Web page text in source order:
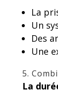
La
Un
Des
Une
5.
La